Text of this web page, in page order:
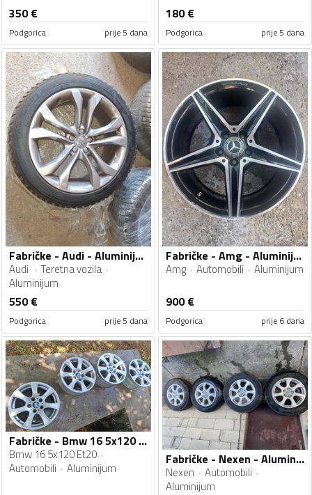
350€
Podgorica prije 5 dana
180€
Podgorica prije 5 dana
Fabričke - Audi - Aluminijum felne
Audi
Teretna vozila
Aluminijum
550€
Podgorica prije 5 dana
Fabričke - Amg - Aluminijum felne
Amg Automobili Aluminijum
900€
Podgorica prije 6 dana
Fabričke - Bmw 16 5x120 Et20 - Aluminijum felne
Bmw 16 5x120 Et20
Automobili
Aluminijum
Fabričke - Nexen - Aluminijum felne
Nexen
Automobili
Aluminijum